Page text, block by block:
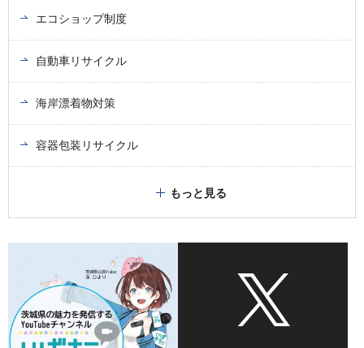
エコショップ制度
自動車リサイクル
海岸漂着物対策
容器包装リサイクル
もっと見る